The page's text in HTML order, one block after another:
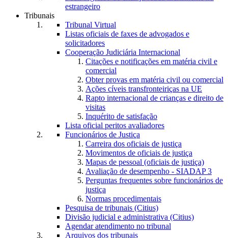
estrangeiro
Tribunais
Tribunal Virtual
Listas oficiais de faxes de advogados e
solicitadores
Cooperação Judiciária Internacional
Citações e notificações em matéria civil e
comercial
Obter provas em matéria civil ou comercial
Ações cíveis transfronteiriças na UE
Rapto internacional de crianças e direito de
visitas
Inquérito de satisfação
Lista oficial peritos avaliadores
Funcionários de Justiça
Carreira dos oficiais de justiça
Movimentos de oficiais de justiça
Mapas de pessoal (oficiais de justiça)
Avaliação de desempenho - SIADAP 3
Perguntas frequentes sobre funcionários de
justiça
Normas procedimentais
Pesquisa de tribunais (Citius)
Divisão judicial e administrativa (Citius)
Agendar atendimento no tribunal
Arquivos dos tribunais